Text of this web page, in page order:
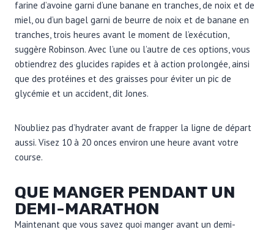
farine d’avoine garni d’une banane en tranches, de noix et de
miel, ou d’un bagel garni de beurre de noix et de banane en
tranches, trois heures avant le moment de l’exécution,
suggère Robinson. Avec l’une ou l’autre de ces options, vous
obtiendrez des glucides rapides et à action prolongée, ainsi
que des protéines et des graisses pour éviter un pic de
glycémie et un accident, dit Jones.
N’oubliez pas d’hydrater avant de frapper la ligne de départ
aussi. Visez 10 à 20 onces environ une heure avant votre
course.
QUE MANGER PENDANT UN
DEMI-MARATHON
Maintenant que vous savez quoi manger avant un demi-